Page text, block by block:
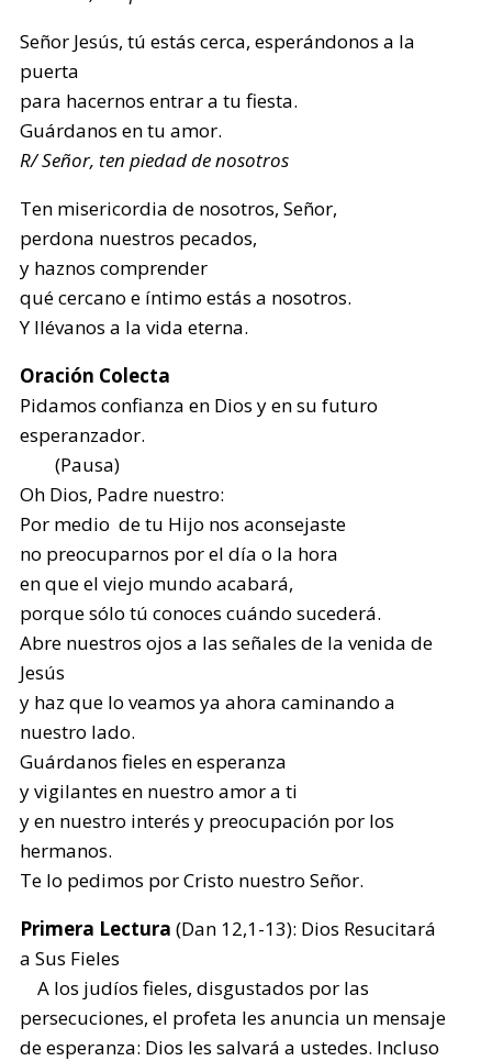
Señor Jesús, tú estás cerca, esperándonos a la
puerta
para hacernos entrar a tu fiesta.
Guárdanos en tu amor.
R/ Señor, ten piedad de nosotros
Ten misericordia de nosotros, Señor,
perdona nuestros pecados,
y haznos comprender
qué cercano e íntimo estás a nosotros.
Y llévanos a la vida eterna.
Oración Colecta
Pidamos confianza en Dios y en su futuro
esperanzador.
(Pausa)
Oh Dios, Padre nuestro:
Por medio de tu Hijo nos aconsejaste
no preocuparnos por el día o la hora
en que el viejo mundo acabará,
porque sólo tú conoces cuándo sucederá.
Abre nuestros ojos a las señales de la venida de
Jesús
y haz que lo veamos ya ahora caminando a
nuestro lado.
Guárdanos fieles en esperanza
y vigilantes en nuestro amor a ti
y en nuestro interés y preocupación por los
hermanos.
Te lo pedimos por Cristo nuestro Señor.
Primera Lectura (Dan 12,1-13): Dios Resucitará
a Sus Fieles
A los judíos fieles, disgustados por las
persecuciones, el profeta les anuncia un mensaje
de esperanza: Dios les salvará a ustedes. Incluso